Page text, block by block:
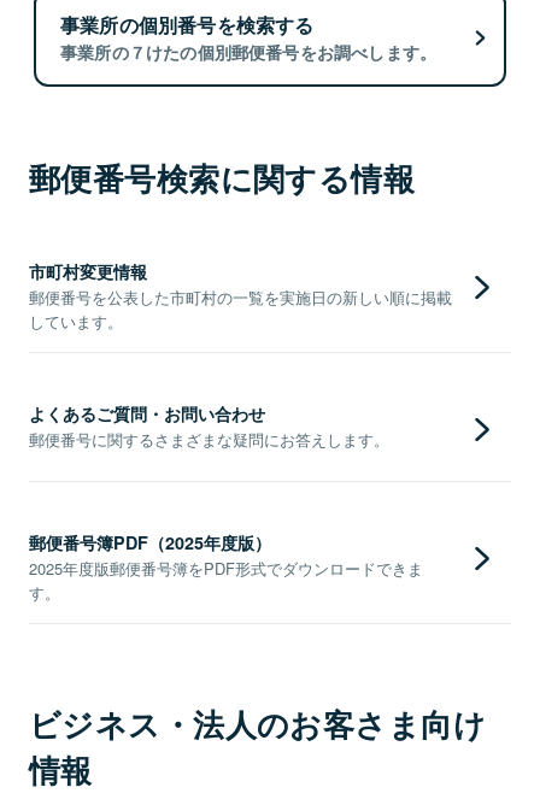
事業所の個別番号を検索する
事業所の７けたの個別郵便番号をお調べします。
郵便番号検索に関する情報
市町村変更情報
郵便番号を公表した市町村の一覧を実施日の新しい順に掲載
しています。
よくあるご質問・お問い合わせ
郵便番号に関するさまざまな疑問にお答えします。
郵便番号簿PDF（2025年度版）
2025年度版郵便番号簿をPDF形式でダウンロードできま
す。
ビジネス・法人のお客さま向け
情報